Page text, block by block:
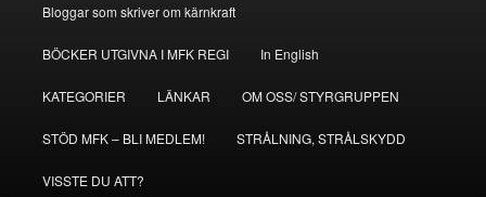
Bloggar som skriver om kärnkraft
BÖCKER UTGIVNA I MFK REGI In English
KATEGORIER LÄNKAR OM OSS/ STYRGRUPPEN
STÖD MFK – BLI MEDLEM! STRÅLNING, STRÅLSKYDD
VISSTE DU ATT?